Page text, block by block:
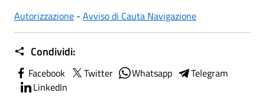
Autorizzazione - Avviso di Cauta Navigazione
Condividi:
Facebook Twitter Whatsapp
Telegram
LinkedIn